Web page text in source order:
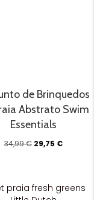
de Brinquedos
Abstrato Swim
Essentials
34,99€ O
34,99 €.
29,75 €O
29,75 €.